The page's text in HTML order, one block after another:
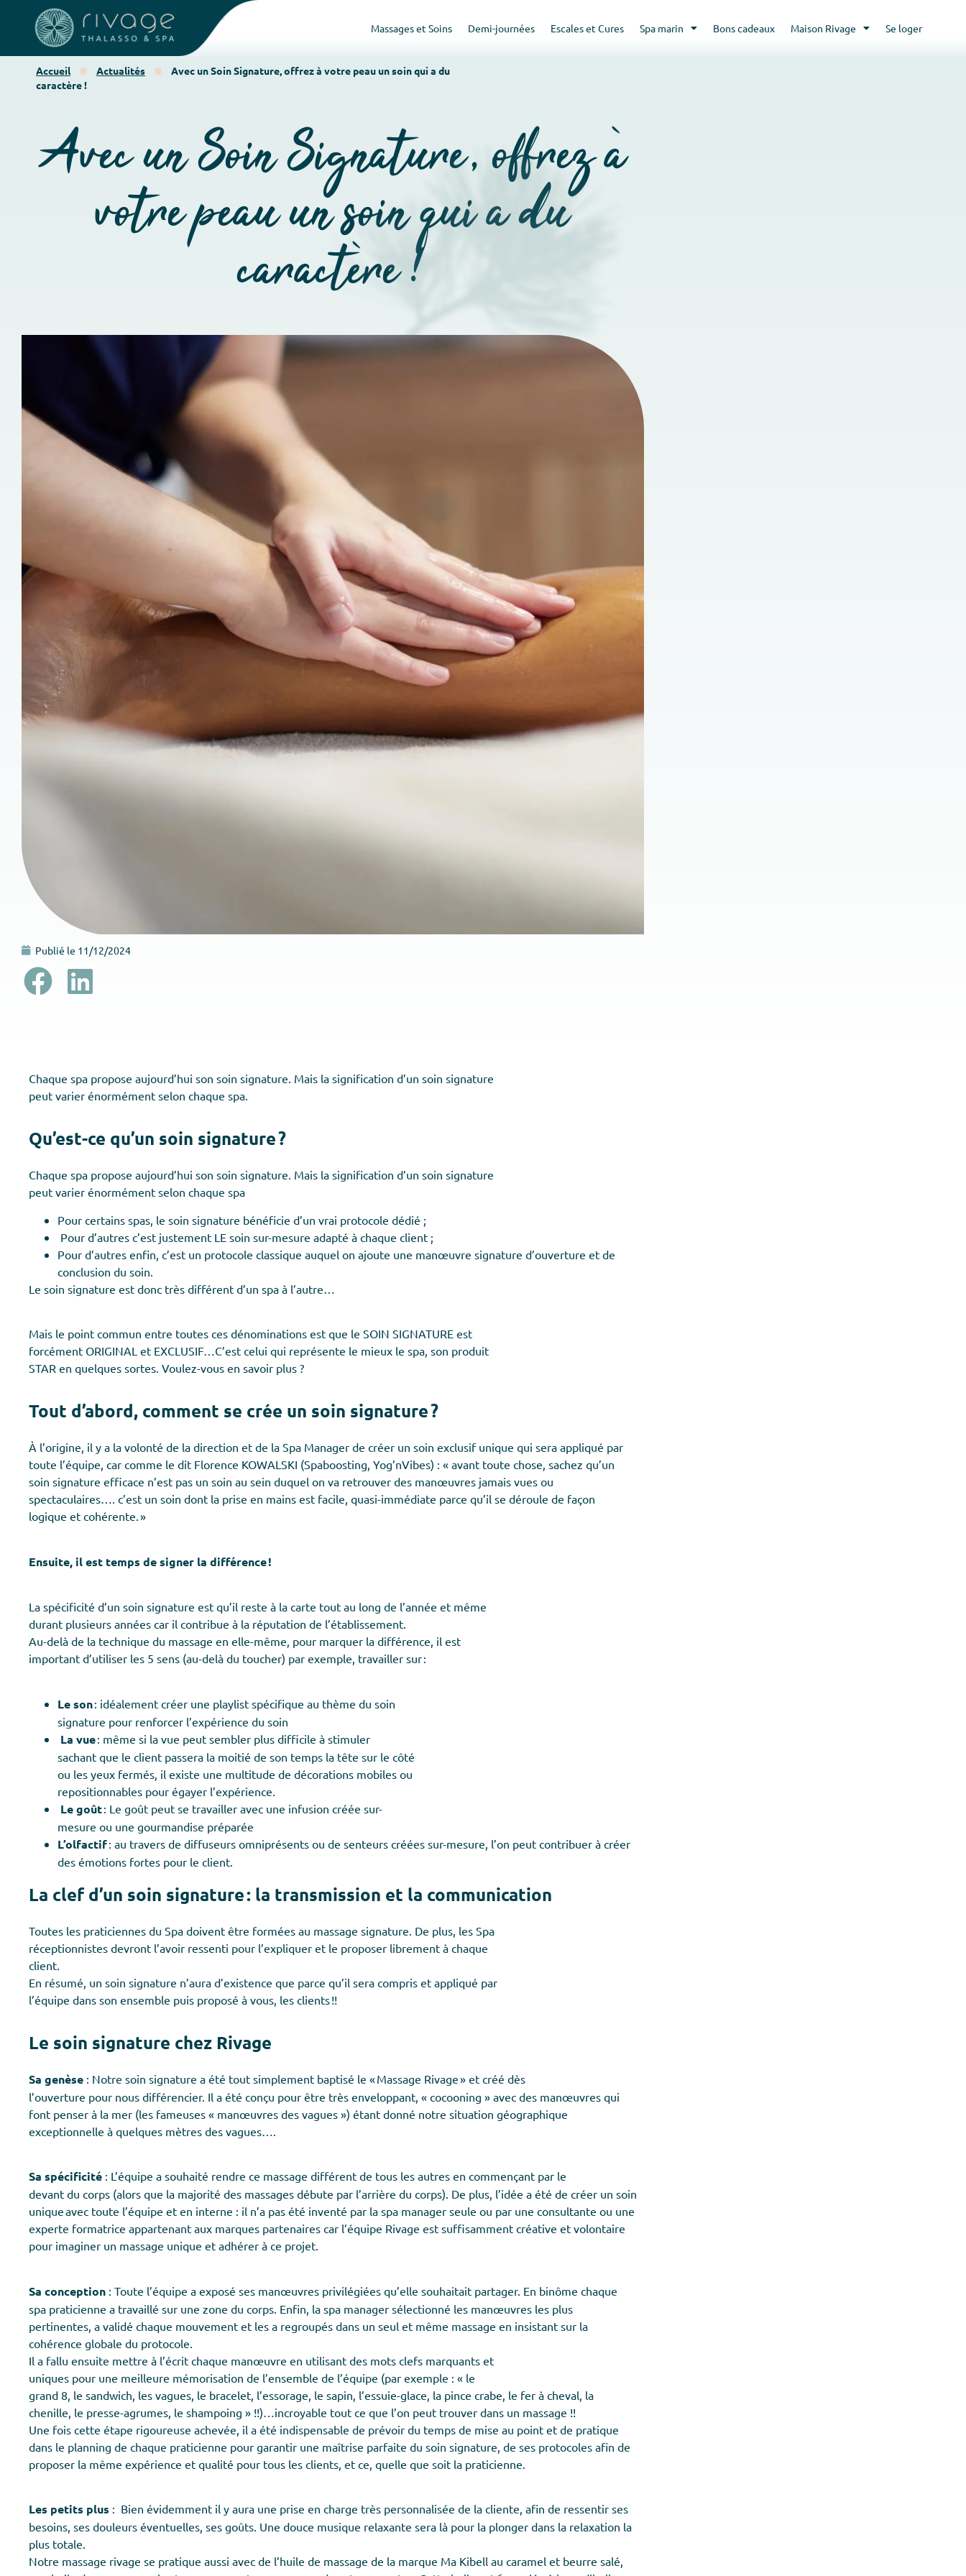
Massages et Soins Demi-journées Escales et Cures Spa marin Bons cadeaux Maison Rivage Se loger
Accueil Actualités
Avec un Soin Signature, offrez à votre peau un soin qui a du
caractère !
Avec un Soin Signature, offrez à
votre peau un soin qui a du
caractère !
Publié le 11/12/2024
Chaque spa propose aujourd’hui son soin signature. Mais la signification d’un soin signature
peut varier énormément selon chaque spa.
Qu’est-ce qu’un soin signature ?
Chaque spa propose aujourd’hui son soin signature. Mais la signification d’un soin signature
peut varier énormément selon chaque spa
Pour certains spas, le soin signature bénéficie d’un vrai protocole dédié ;
Pour d’autres c’est justement LE soin sur-mesure adapté à chaque client ;
Pour d’autres enfin, c’est un protocole classique auquel on ajoute une manœuvre signature d’ouverture et de
conclusion du soin.
Le soin signature est donc très différent d’un spa à l’autre…
Mais le point commun entre toutes ces dénominations est que le SOIN SIGNATURE est
forcément ORIGINAL et EXCLUSIF…C’est celui qui représente le mieux le spa, son produit
STAR en quelques sortes. Voulez-vous en savoir plus ?
Tout d’abord, comment se crée un soin signature ?
À l’origine, il y a la volonté de la direction et de la Spa Manager de créer un soin exclusif unique qui sera appliqué par
toute l’équipe, car comme le dit Florence KOWALSKI (Spaboosting, Yog’nVibes) : « avant toute chose, sachez qu’un
soin signature efficace n’est pas un soin au sein duquel on va retrouver des manœuvres jamais vues ou
spectaculaires…. c’est un soin dont la prise en mains est facile, quasi-immédiate parce qu’il se déroule de façon
logique et cohérente. »
Ensuite, il est temps de signer la différence !
La spécificité d’un soin signature est qu’il reste à la carte tout au long de l’année et même
durant plusieurs années car il contribue à la réputation de l’établissement.
Au-delà de la technique du massage en elle-même, pour marquer la différence, il est
important d’utiliser les 5 sens (au-delà du toucher) par exemple, travailler sur :
Le son: idéalement créer une playlist spécifique au thème du soin
signature pour renforcer l’expérience du soin
La vue: même si la vue peut sembler plus difficile à stimuler
sachant que le client passera la moitié de son temps la tête sur le côté
ou les yeux fermés, il existe une multitude de décorations mobiles ou
repositionnables pour égayer l’expérience.
Le goût: Le goût peut se travailler avec une infusion créée sur-
mesure ou une gourmandise préparée
L’olfactif: au travers de diffuseurs omniprésents ou de senteurs créées sur-mesure, l’on peut contribuer à créer
des émotions fortes pour le client.
La clef d’un soin signature : la transmission et la communication
Toutes les praticiennes du Spa doivent être formées au massage signature. De plus, les Spa
réceptionnistes devront l’avoir ressenti pour l’expliquer et le proposer librement à chaque
client.
En résumé, un soin signature n’aura d’existence que parce qu’il sera compris et appliqué par
l’équipe dans son ensemble puis proposé à vous, les clients !!
Le soin signature chez Rivage
Sa genèse : Notre soin signature a été tout simplement baptisé le « Massage Rivage » et créé dès
l’ouverture pour nous différencier. Il a été conçu pour être très enveloppant, « cocooning » avec des manœuvres qui
font penser à la mer (les fameuses « manœuvres des vagues ») étant donné notre situation géographique
exceptionnelle à quelques mètres des vagues….
Sa spécificité : L’équipe a souhaité rendre ce massage différent de tous les autres en commençant par le
devant du corps (alors que la majorité des massages débute par l’arrière du corps). De plus, l’idée a été de créer un soin
unique avec toute l’équipe et en interne : il n’a pas été inventé par la spa manager seule ou par une consultante ou une
experte formatrice appartenant aux marques partenaires car l’équipe Rivage est suffisamment créative et volontaire
pour imaginer un massage unique et adhérer à ce projet.
Sa conception : Toute l’équipe a exposé ses manœuvres privilégiées qu’elle souhaitait partager. En binôme chaque
spa praticienne a travaillé sur une zone du corps. Enfin, la spa manager sélectionné les manœuvres les plus
pertinentes, a validé chaque mouvement et les a regroupés dans un seul et même massage en insistant sur la
cohérence globale du protocole.
Il a fallu ensuite mettre à l’écrit chaque manœuvre en utilisant des mots clefs marquants et
uniques pour une meilleure mémorisation de l’ensemble de l’équipe (par exemple : « le
grand 8, le sandwich, les vagues, le bracelet, l’essorage, le sapin, l’essuie-glace, la pince crabe, le fer à cheval, la
chenille, le presse-agrumes, le shampoing » !!)…incroyable tout ce que l’on peut trouver dans un massage !!
Une fois cette étape rigoureuse achevée, il a été indispensable de prévoir du temps de mise au point et de pratique
dans le planning de chaque praticienne pour garantir une maîtrise parfaite du soin signature, de ses protocoles afin de
proposer la même expérience et qualité pour tous les clients, et ce, quelle que soit la praticienne.
Les petits plus : Bien évidemment il y aura une prise en charge très personnalisée de la cliente, afin de ressentir ses
besoins, ses douleurs éventuelles, ses goûts. Une douce musique relaxante sera là pour la plonger dans la relaxation la
plus totale.
Notre massage rivage se pratique aussi avec de l’huile de massage de la marque Ma Kibell au caramel et beurre salé,